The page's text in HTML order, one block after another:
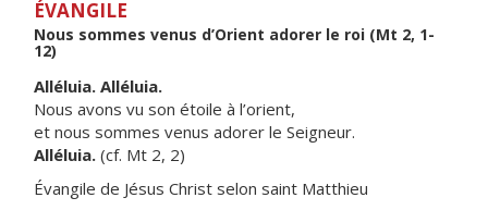
ÉVANGILE
Nous sommes venus d’Orient adorer le roi (Mt 2, 1-
12)
Alléluia. Alléluia.
Nous avons vu son étoile à l’orient,
et nous sommes venus adorer le Seigneur.
Alléluia. (cf. Mt 2, 2)
Évangile de Jésus Christ selon saint Matthieu